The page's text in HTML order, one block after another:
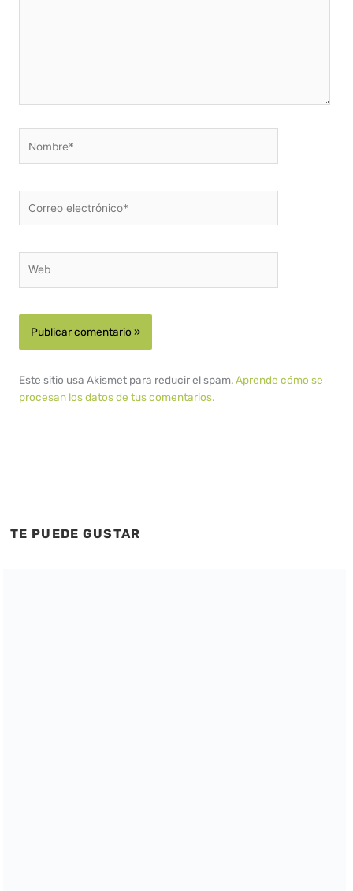
electrónico*
Este sitio usa Akismet para reducir el spam.Aprende cómo se
procesan los datos de tus comentarios.
TE PUEDE GUSTAR